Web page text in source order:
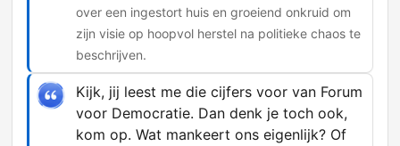
over een ingestort huis en groeiend onkruid om
zijn visie op hoopvol herstel na politieke chaos te
beschrijven.
Kijk, jij leest me die cijfers voor van Forum
voor Democratie. Dan denk je toch ook,
kom op. Wat mankeert ons eigenlijk? Of